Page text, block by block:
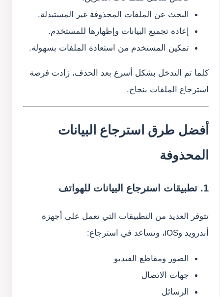
البحث عن الملفات المحذوفة غير المستبدلة.
إعادة تجميع البيانات وإظهارها للمستخدم.
تمكين المستخدم من استعادة الملفات بسهولة.
كلما تم التدخل بشكل أسرع بعد الحذف، زادت فرصة
استرجاع الملفات بنجاح.
أفضل طرق استرجاع البيانات
المحذوفة
1. تطبيقات استرجاع البيانات للهواتف
تتوفر العديد من التطبيقات التي تعمل على أجهزة
أندرويد وiOS، وتساعد في استرجاع:
الصور ومقاطع الفيديو
جهات الاتصال
الرسائل